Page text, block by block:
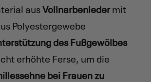
ausVollnarbenledermit
Polyestergewebe
des Fußgewölbes
erhöhte Ferse, um die
bei Frauen zu